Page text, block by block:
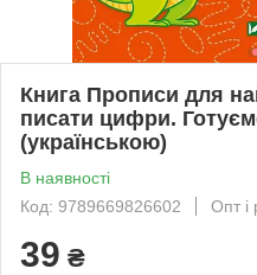
Книга Прописи для
писати цифри.
(українською)
В наявності
Код: 9789669826602
Опт і
39 ₴